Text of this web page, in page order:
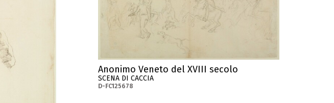
Anonimo Veneto del XVIII secolo
SCENA DI CACCIA
D-FC125678